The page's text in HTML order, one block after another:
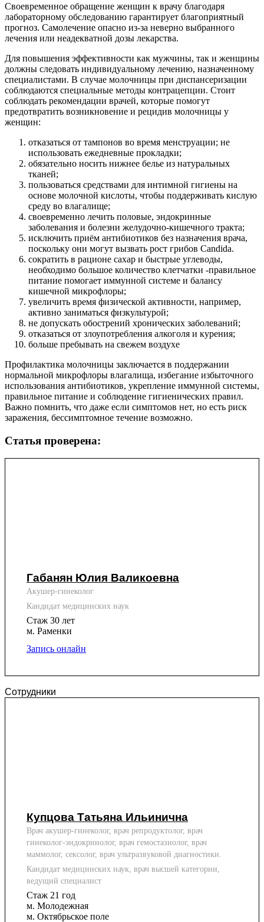
Своевременное обращение женщин к врачу благодаря
лабораторному обследованию гарантирует благоприятный
прогноз. Самолечение опасно из-за неверно выбранного
лечения или неадекватной дозы лекарства.
Для повышения эффективности как мужчины, так и женщины
должны следовать индивидуальному лечению, назначенному
специалистами. В случае молочницы при диспансеризации
соблюдаются специальные методы контрацепции. Стоит
соблюдать рекомендации врачей, которые помогут
предотвратить возникновение и рецидив молочницы у
женщин:
отказаться от тампонов во время менструации; не
использовать ежедневные прокладки;
обязательно носить нижнее белье из натуральных
тканей;
пользоваться средствами для интимной гигиены на
основе молочной кислоты, чтобы поддерживать кислую
среду во влагалище;
своевременно лечить половые, эндокринные
заболевания и болезни желудочно-кишечного тракта;
исключить приём антибиотиков без назначения врача,
поскольку они могут вызвать рост грибов Сandida.
сократить в рационе сахар и быстрые углеводы,
необходимо большое количество клетчатки -правильное
питание помогает иммунной системе и балансу
кишечной микрофлоры;
увеличить время физической активности, например,
активно заниматься физкультурой;
не допускать обострений хронических заболеваний;
отказаться от злоупотребления алкоголя и курения;
больше пребывать на свежем воздухе
Профилактика молочницы заключается в поддержании
нормальной микрофлоры влагалища, избегание избыточного
использования антибиотиков, укрепление иммунной системы,
правильное питание и соблюдение гигиенических правил.
Важно помнить, что даже если симптомов нет, но есть риск
заражения, бессимптомное течение возможно.
Статья проверена:
Габанян Юлия Валикоевна
Акушер-гинеколог
Кандидат медицинских наук
Стаж 30 лет
м. Раменки
Запись онлайн
Сотрудники
Купцова Татьяна Ильинична
Врач акушер-гинеколог, врач репродуктолог, врач
гинеколог-эндокринолог, врач гемостазиолог, врач
маммолог, сексолог, врач ультразвуковой диагностики.
Кандидат медицинских наук, врач высшей категории,
ведущий специалист
Стаж 21 год
м. Молодежная
м. Октябрьское поле